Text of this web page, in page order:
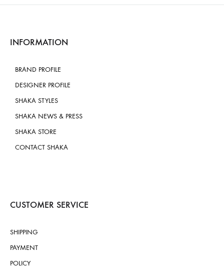
INFORMATION
BRAND PROFILE
DESIGNER PROFILE
SHAKA STYLES
SHAKA NEWS & PRESS
SHAKA STORE
CONTACT SHAKA
CUSTOMER SERVICE
SHIPPING
PAYMENT
POLICY